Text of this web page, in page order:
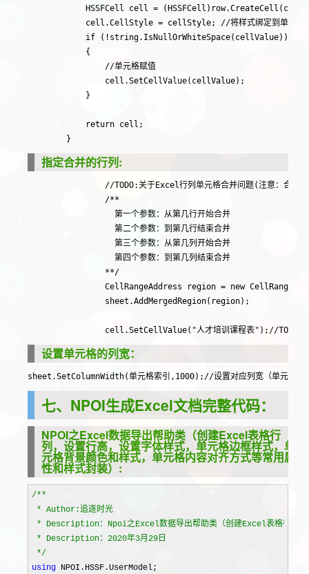
LIGHT_TURQUOISE 41
PALE_BLUE 44
LAVENDER
CORNFLOWER_BLUE
LEMON_CHIFFON
MAROON 25
ORCHID
CORAL
LIGHT_CORNFLOWER_B
LUE
31
AUTOMATIC
HSSFCell cell =
            cell.CellStyle = cellStyle; //将样式绑定到单元格
            if (!string.IsNullOrWhiteSpace(cellValue))
            {
                //单元格赋值
                cell.SetCellValue(cellValue);
            }
            return cell;
指定合并的行列:
//TODO:关于Excel行列单元格合并问题(注意：合并单
                /**
                  第一个参数：从第几行开始合并
                  第二个参数：到第几行结束合并
                  第三个参数：从第几列开始合并
                  第四个参数：到第几列结束合并
                **/
CellRangeAddress region = new
                sheet.AddMergedRegion(region);
设置单元格的列宽：
sheet.SetColumnWidth(单元格索引,1000);//设置对应列宽（单元格
七、NPOI生成Excel文档完整代码：
NPOI之Excel数据导出帮助类（创建Excel表格行
列，设置行高，设置字体样式，单元格边框样式，单
元格背景颜色和样式，单元格内容对齐方式等常用属
性和样式封装）:
/**
* Author:追逐时光
* Description：Npoi之Excel数据导出帮助类（创建Excel表格行列，设
* Description：2020年3月29日
*/
using